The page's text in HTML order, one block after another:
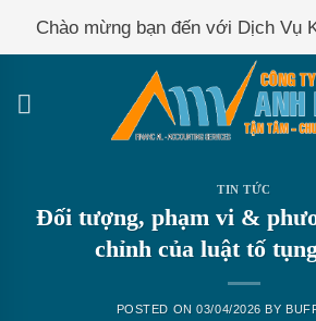
Chào mừng bạn đến với Dịch Vụ
TIN TỨC
Đối tượng, phạm vi &
chỉnh của luật tố
POSTED ON03/04/2026 BY